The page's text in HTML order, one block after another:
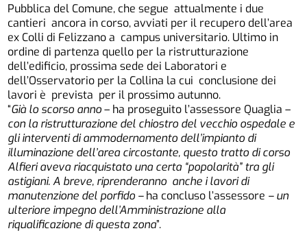
Pubblica del Comune, che segue attualmente i due
cantieri ancora in corso, avviati per il recupero dell’area
ex Colli di Felizzano a campus universitario. Ultimo in
ordine di partenza quello per la ristrutturazione
dell’edificio, prossima sede dei Laboratori e
dell’Osservatorio per la Collina la cui conclusione dei
lavori è prevista per il prossimo autunno.
“Già lo scorso anno– ha proseguito l’assessore Quaglia –
con la ristrutturazione del chiostro del vecchio ospedale e
gli interventi di ammodernamento dell’impianto di
illuminazione dell’area circostante, questo tratto di corso
Alfieri aveva riacquistato una certa “popolarità” tra gli
astigiani. A breve, riprenderanno anche i lavori di
manutenzione del porfido –ha concluso l’assessore – un
ulteriore impegno dell’Amministrazione alla
riqualificazione di questa zona”.